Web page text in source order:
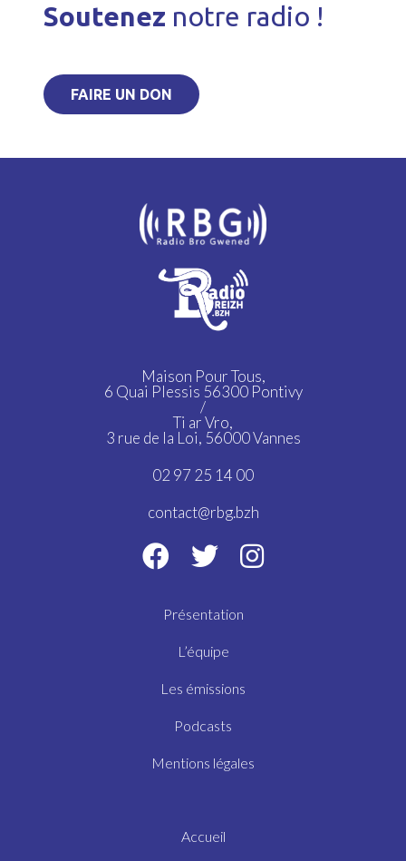
Soutenez notre radio !
FAIRE UN DON
Maison Pour Tous,
6 Quai Plessis 56300 Pontivy
/
Ti ar Vro,
3 rue de la Loi, 56000 Vannes
02 97 25 14 00
contact@rbg.bzh
Présentation
L’équipe
Les émissions
Podcasts
Mentions légales
Accueil